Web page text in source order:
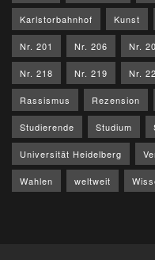
Karlstorbahnhof Kunst
Nr. 201 Nr. 206 Nr.
Nr. 218 Nr. 219 Nr.
Rassismus Rezension
Studierende Studium
Universität Heidelberg
Wahlen weltweit